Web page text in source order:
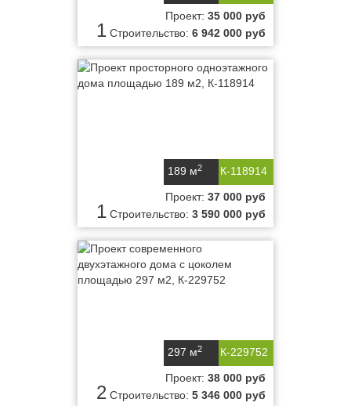
1
Проект: 35 000 руб
Строительство: 6 942 000 руб
К-118914
189 м2
1
Проект: 37 000 руб
Строительство: 3 590 000 руб
К-229752
297 м2
2
Проект: 38 000 руб
Строительство: 5 346 000 руб